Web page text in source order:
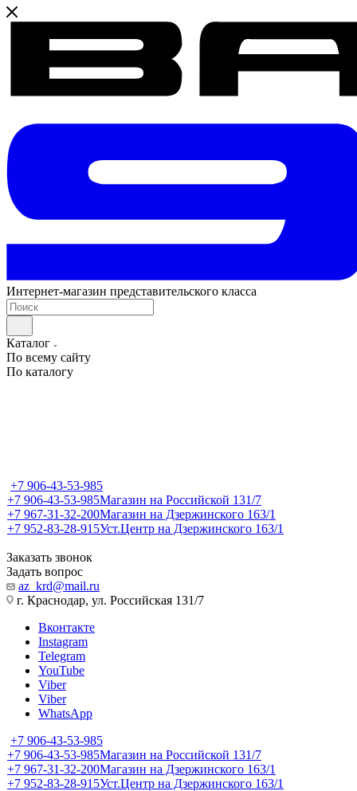
Интернет-магазин представительского класса
Каталог
По всему сайту
По каталогу
+7 906-43-53-985
+7 906-43-53-985Магазин на Российской 131/7
+7 967-31-32-200Магазин на Дзержинского 163/1
+7 952-83-28-915Уст.Центр на Дзержинского 163/1
Заказать звонок
Задать вопрос
az_krd@mail.ru
г. Краснодар, ул. Российская 131/7
Вконтакте
Instagram
Telegram
YouTube
Viber
Viber
WhatsApp
+7 906-43-53-985
+7 906-43-53-985Магазин на Российской 131/7
+7 967-31-32-200Магазин на Дзержинского 163/1
+7 952-83-28-915Уст.Центр на Дзержинского 163/1